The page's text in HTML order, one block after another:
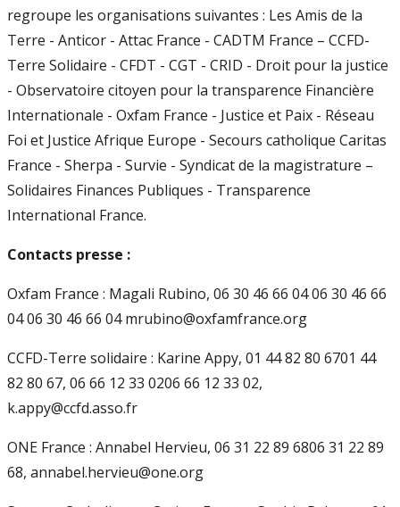
regroupe les organisations suivantes : Les Amis de la
Terre - Anticor - Attac France - CADTM France – CCFD-
Terre Solidaire - CFDT - CGT - CRID - Droit pour la justice
- Observatoire citoyen pour la transparence Financière
Internationale - Oxfam France - Justice et Paix - Réseau
Foi et Justice Afrique Europe - Secours catholique Caritas
France - Sherpa - Survie - Syndicat de la magistrature –
Solidaires Finances Publiques - Transparence
International France.
Contacts presse :
Oxfam France : Magali Rubino, 06 30 46 66 04 06 30 46 66
04 06 30 46 66 04 mrubino@oxfamfrance.org
CCFD-Terre solidaire : Karine Appy, 01 44 82 80 6701 44
82 80 67, 06 66 12 33 0206 66 12 33 02,
k.appy@ccfd.asso.fr
ONE France : Annabel Hervieu, 06 31 22 89 6806 31 22 89
68, annabel.hervieu@one.org